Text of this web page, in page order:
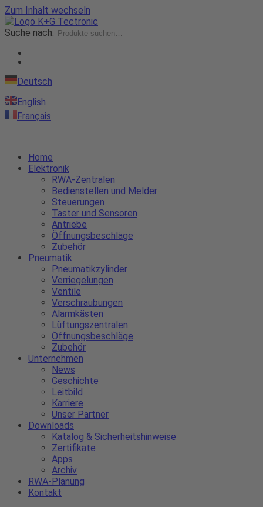
Zum Inhalt wechseln
Suche nach:
Deutsch
English
Français
Home
Elektronik
RWA-Zentralen
Bedienstellen und Melder
Steuerungen
Taster und Sensoren
Antriebe
Öffnungsbeschläge
Zubehör
Pneumatik
Pneumatikzylinder
Verriegelungen
Ventile
Verschraubungen
Alarmkästen
Lüftungszentralen
Öffnungsbeschläge
Zubehör
Unternehmen
News
Geschichte
Leitbild
Karriere
Unser Partner
Downloads
Katalog & Sicherheitshinweise
Zertifikate
Apps
Archiv
RWA-Planung
Kontakt